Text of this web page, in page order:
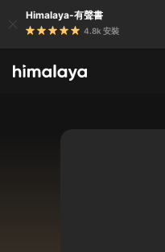
Himalaya-有聲書
4.8k 安裝